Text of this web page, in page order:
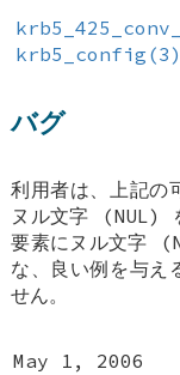
krb5_config(3)
バグ
利用者は、上記の
ヌル文字 (NUL)
要素にヌル文字
な、良い例を与え
せん。
May 1, 2006